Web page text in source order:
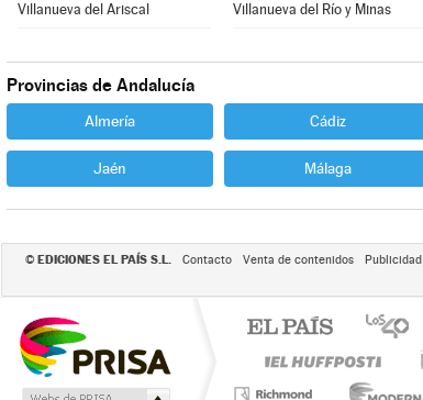
Villanueva del Ariscal Villanueva del Río y Minas
Provincias de Andalucía
Almería Cádiz
Jaén Málaga
© EDICIONES EL PAÍS S.L. Contacto Venta de contenidos Publicidad